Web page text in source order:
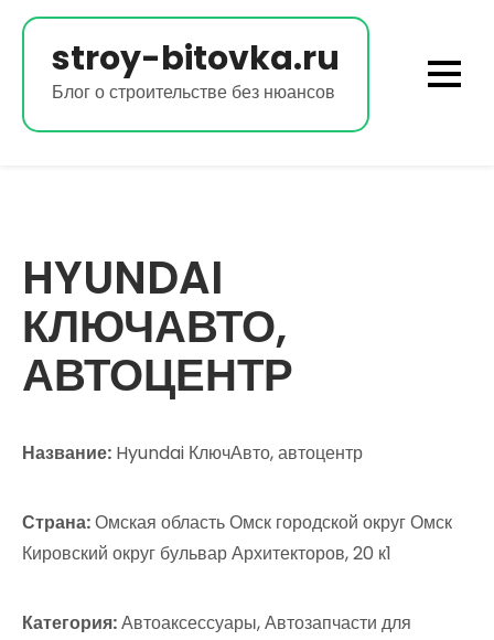
Перейти
содержимому
stroy-bitovka.ru
Блог о строительстве без нюансов
HYUNDAI
КЛЮЧАВТО,
АВТОЦЕНТР
Название: Hyundai КлючАвто, автоцентр
Страна:Омская область Омск городской округ Омск
Кировский округ бульвар Архитекторов, 20 к1
Категория:Автоаксессуары, Автозапчасти для